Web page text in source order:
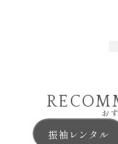
お
振袖レンタル